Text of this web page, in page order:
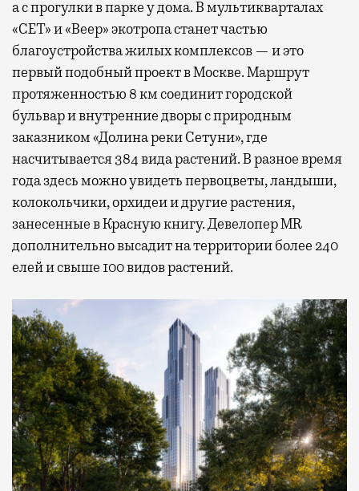
а с прогулки в парке у дома. В мультикварталах
«СЕТ» и «Веер» экотропа станет частью
благоустройства жилых комплексов — и это
первый подобный проект в Москве. Маршрут
протяженностью 8 км соединит городской
бульвар и внутренние дворы с природным
заказником «Долина реки Сетуни», где
насчитывается 384 вида растений. В разное время
года здесь можно увидеть первоцветы, ландыши,
колокольчики, орхидеи и другие растения,
занесенные в Красную книгу. Девелопер MR
дополнительно высадит на территории более 240
елей и свыше 100 видов растений.